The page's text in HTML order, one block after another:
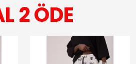
2 ÖDE